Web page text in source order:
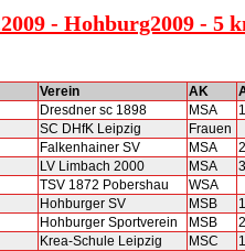
- Hohburg2009 - 5
Verein AK
Dresdner sc 1898 MSA
1
SC DHfK Leipzig
Frauen
Falkenhainer SV MSA
2
LV Limbach 2000 MSA
3
TSV 1872 Pobershau
WSA
Hohburger SV MSB
1
Hohburger Sportverein MSB
2
Krea-Schule Leipzig MSC
1